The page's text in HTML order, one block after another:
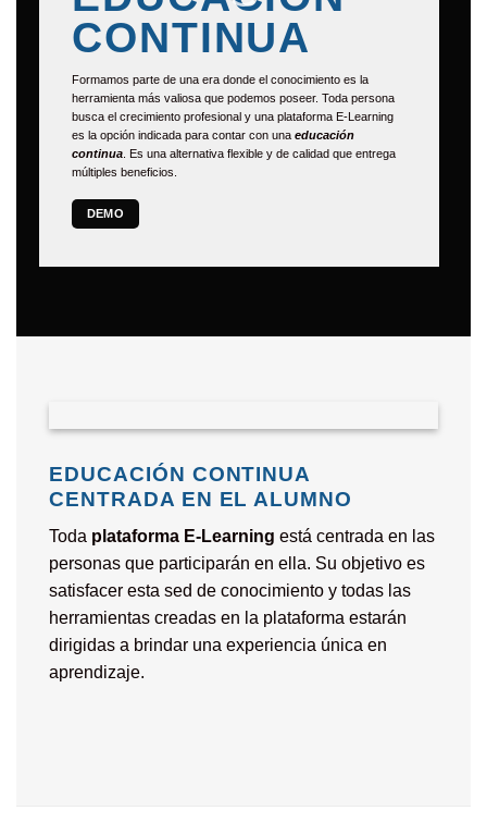
CONTINUA
Formamos parte de una era donde el conocimiento es la
herramienta más valiosa que podemos poseer. Toda persona
busca el crecimiento profesional y una plataforma E-Learning
es la opción indicada para contar con una educación
continua. Es una alternativa flexible y de calidad que entrega
múltiples beneficios.
DEMO
EDUCACIÓN CONTINUA
CENTRADA EN EL ALUMNO
Toda plataforma E-Learning está centrada en las
personas que participarán en ella. Su objetivo es
satisfacer esta sed de conocimiento y todas las
herramientas creadas en la plataforma estarán
dirigidas a brindar una experiencia única en
aprendizaje.